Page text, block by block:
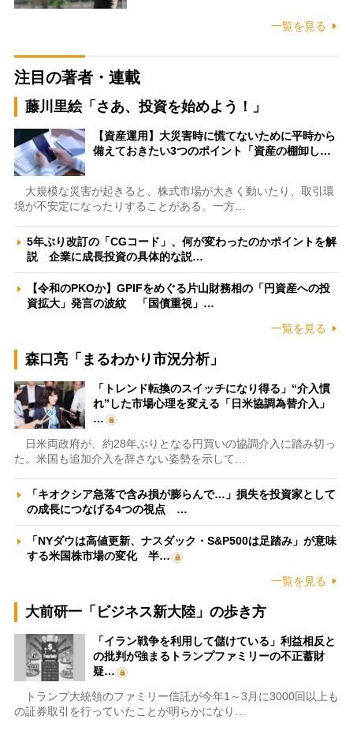
一覧を見る
注目の著者・連載
藤川里絵「さあ、投資を始めよう！」
【資産運用】大災害時に慌てないために平時から
備えておきたい3つのポイント「資産の棚卸し…
大規模な災害が起きると、株式市場が大きく動いたり、取引環
境が不安定になったりすることがある。一方…
5年ぶり改訂の「CGコード」、何が変わったのかポイントを解
説 企業に成長投資の具体的な説…
【令和のPKOか】GPIFをめぐる片山財務相の「円資産への投
資拡大」発言の波紋 「国債重視」…
一覧を見る
森口亮「まるわかり市況分析」
「トレンド転換のスイッチになり得る」“介入慣
れ”した市場心理を変える「日米協調為替介入」
…
日米両政府が、約28年ぶりとなる円買いの協調介入に踏み切っ
た。米国も追加介入を辞さない姿勢を示して…
「キオクシア急落で含み損が膨らんで…」損失を投資家として
の成長につなげる4つの視点 …
「NYダウは高値更新、ナスダック・S&P500は足踏み」が意味
する米国株市場の変化 半…
一覧を見る
大前研一「ビジネス新大陸」の歩き方
「イラン戦争を利用して儲けている」利益相反と
の批判が強まるトランプファミリーの不正蓄財
疑…
トランプ大統領のファミリー信託が今年1～3月に3000回以上も
の証券取引を行っていたことが明らかになり…